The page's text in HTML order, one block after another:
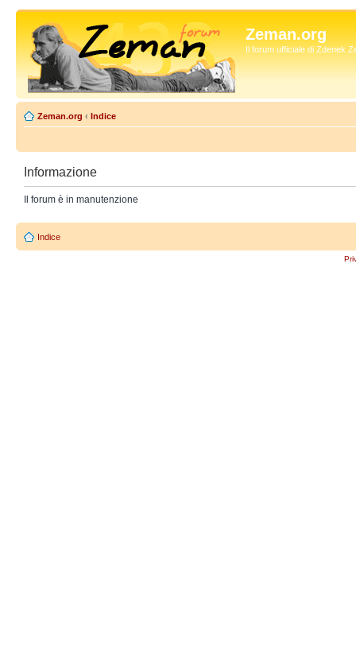
Zeman.org
Il forum ufficiale di Zdenek
Zeman.org ‹ Indice
Informazione
Il forum è in manutenzione
Indice